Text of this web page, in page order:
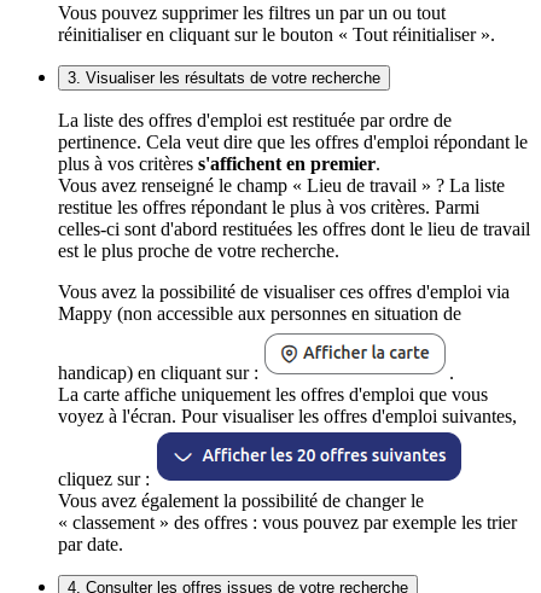
Vous pouvez supprimer les filtres un par un ou tout
réinitialiser en cliquant sur le bouton « Tout réinitialiser ».
3. Visualiser les résultats de votre recherche
La liste des offres d'emploi est restituée par ordre de
pertinence. Cela veut dire que les offres d'emploi répondant le
plus à vos critères s'affichent en premier.
Vous avez renseigné le champ « Lieu de travail » ? La liste
restitue les offres répondant le plus à vos critères. Parmi
celles-ci sont d'abord restituées les offres dont le lieu de travail
est le plus proche de votre recherche.
Vous avez la possibilité de visualiser ces offres d'emploi via
Mappy (non accessible aux personnes en situation de
handicap) en cliquant sur :
.
La carte affiche uniquement les offres d'emploi que vous
voyez à l'écran. Pour visualiser les offres d'emploi suivantes,
cliquez sur :
Vous avez également la possibilité de changer le
« classement » des offres : vous pouvez par exemple les trier
par date.
4. Consulter les offres issues de votre recherche